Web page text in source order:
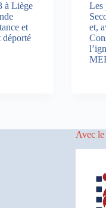
à Liège
et
déporté
Les
et,
Avec le